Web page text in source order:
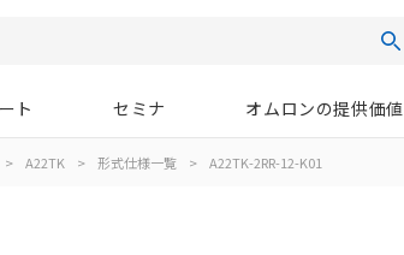
ト セミナ オムロンの提供価値
> A22TK > 形式仕様一覧 > A22TK-2RR-12-K01